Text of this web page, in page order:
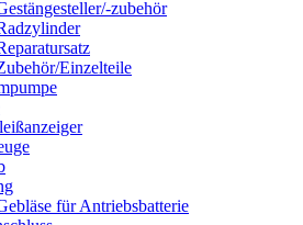
zubehör
Einzelteile
für Antriebsbatterie